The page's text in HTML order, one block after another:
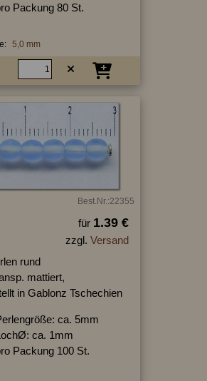
Packung 80 St.
5,0 mm
Best.Nr.:22355
für 1.39 €
zzgl. Versand
rund
mattiert,
in Gablonz Tschechien
ca. 5mm
ca. 1mm
Packung 100 St.